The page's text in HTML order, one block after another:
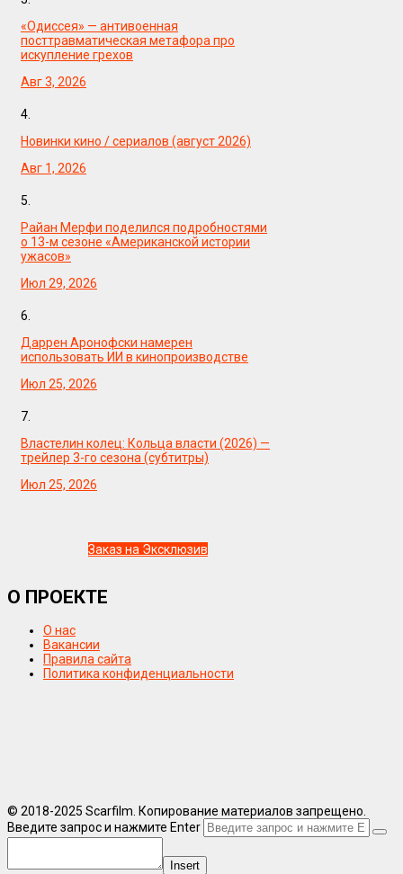
«Одиссея» — антивоенная
посттравматическая метафора про
искупление грехов
Авг 3, 2026
4.
Новинки кино / сериалов (август 2026)
Авг 1, 2026
5.
Райан Мерфи поделился подробностями
о 13-м сезоне «Американской истории
ужасов»
Июл 29, 2026
6.
Даррен Аронофски намерен
использовать ИИ в кинопроизводстве
Июл 25, 2026
7.
Властелин колец: Кольца власти (2026) —
трейлер 3-го сезона (субтитры)
Июл 25, 2026
Заказ на Эксклюзив
О ПРОЕКТЕ
О нас
Вакансии
Правила сайта
Политика конфиденциальности
© 2018-2025 Scarfilm. Копирование материалов запрещено.
Введите запрос и нажмите Enter
Insert